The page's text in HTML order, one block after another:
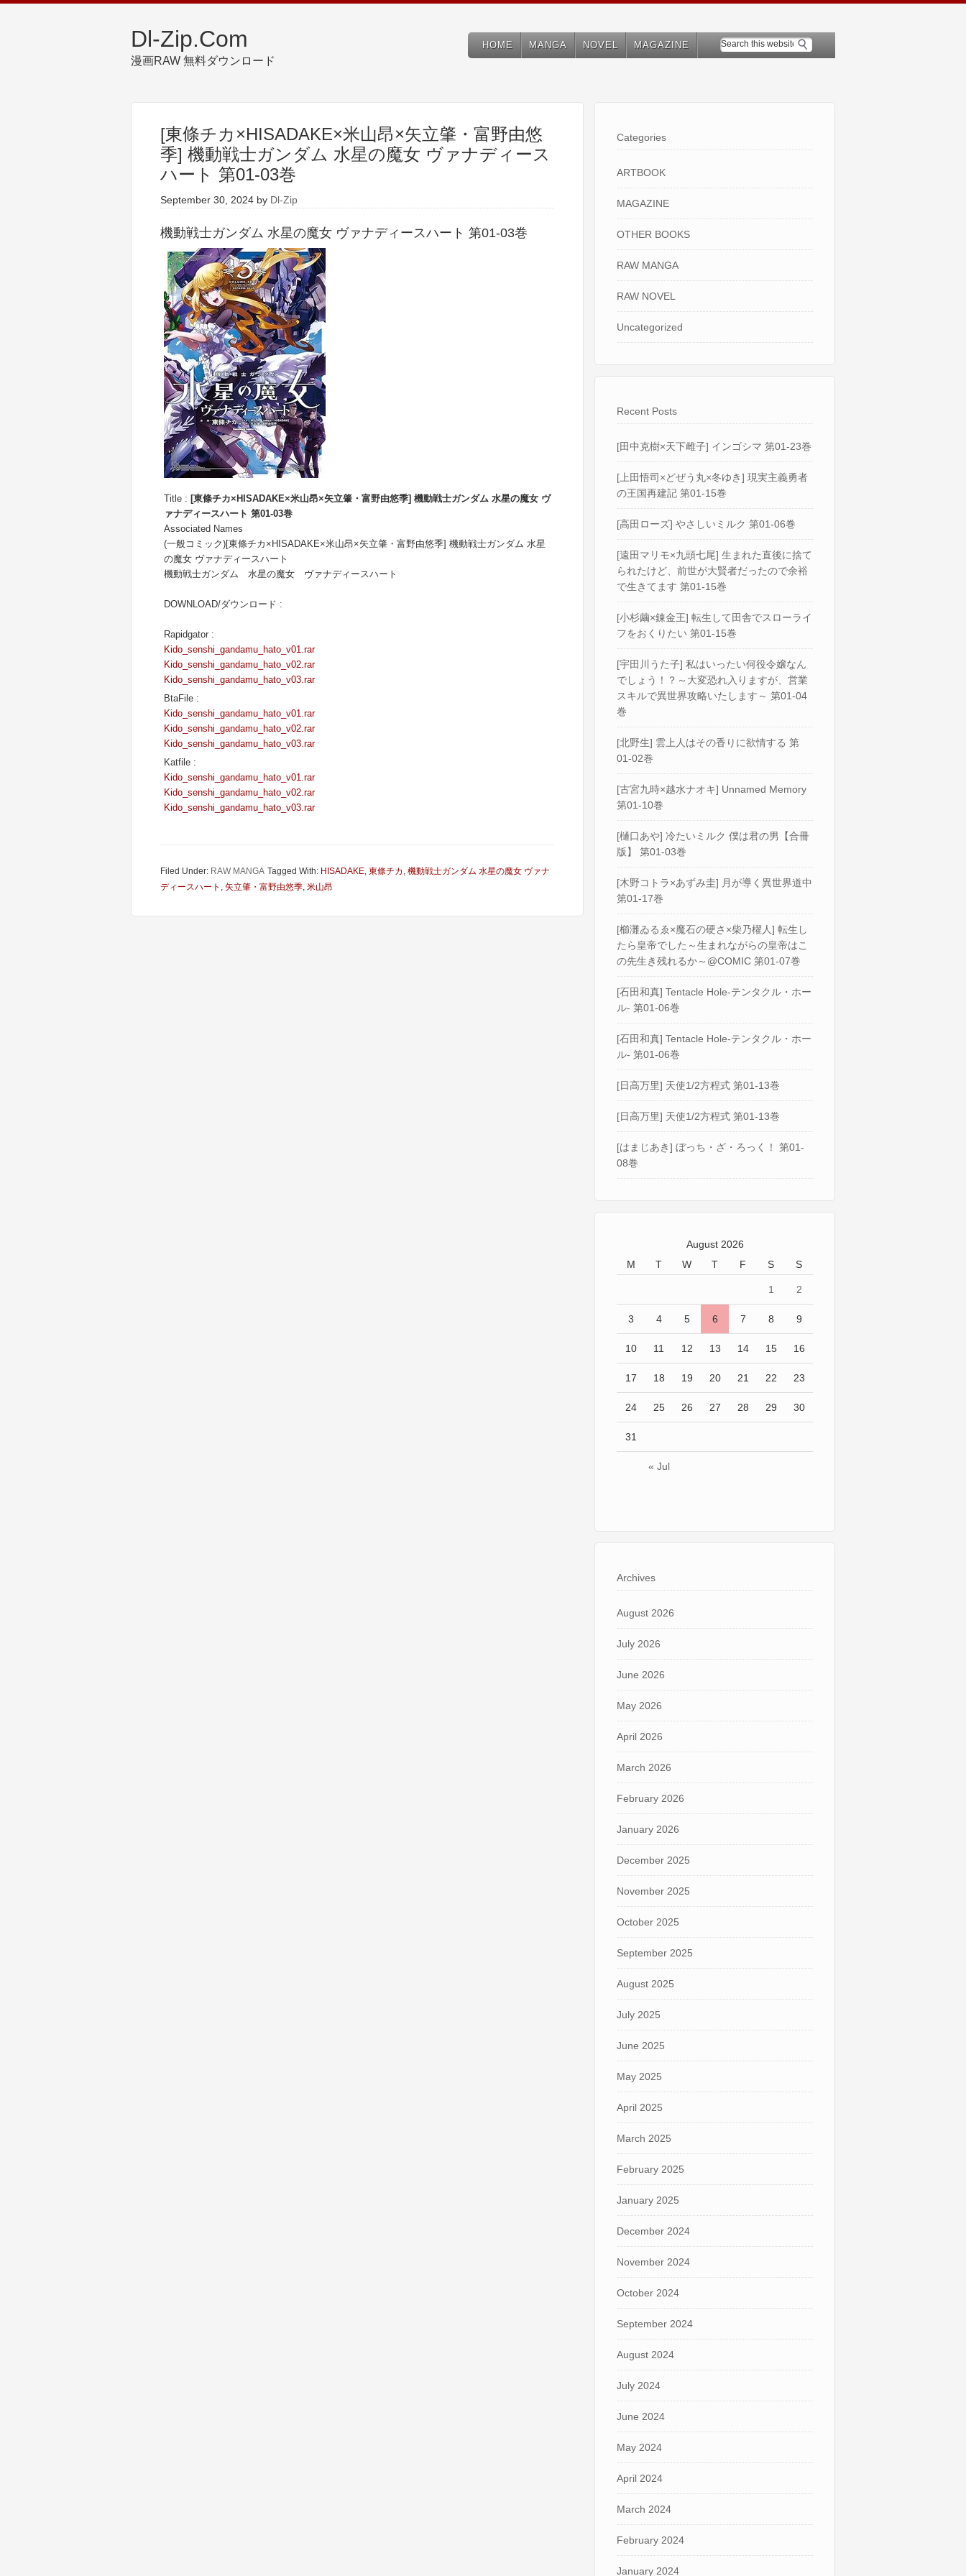
Dl-Zip.Com
漫画RAW 無料ダウンロード
HOME MANGA NOVEL MAGAZINE
[東條チカ×HISADAKE×米山昂×矢立肇・富野由悠
季] 機動戦士ガンダム 水星の魔女 ヴァナディース
ハート 第01-03巻
September 30, 2024 by Dl-Zip
機動戦士ガンダム 水星の魔女 ヴァナディースハート 第01-03巻
Title : [東條チカ×HISADAKE×米山昂×矢立肇・富野由悠季] 機動戦士ガンダム 水星の魔女 ヴ
ァナディースハート 第01-03巻
Associated Names
(一般コミック)[東條チカ×HISADAKE×米山昂×矢立肇・富野由悠季] 機動戦士ガンダム 水星
の魔女 ヴァナディースハート
機動戦士ガンダム 水星の魔女 ヴァナディースハート
DOWNLOAD/ダウンロード :
Rapidgator :
Kido_senshi_gandamu_hato_v01.rar
Kido_senshi_gandamu_hato_v02.rar
Kido_senshi_gandamu_hato_v03.rar
BtaFile :
Kido_senshi_gandamu_hato_v01.rar
Kido_senshi_gandamu_hato_v02.rar
Kido_senshi_gandamu_hato_v03.rar
Katfile :
Kido_senshi_gandamu_hato_v01.rar
Kido_senshi_gandamu_hato_v02.rar
Kido_senshi_gandamu_hato_v03.rar
Filed Under: RAW MANGA Tagged With: HISADAKE, 東條チカ , 機動戦士ガンダム 水星の魔女 ヴァナ
ディースハート , 矢立肇・富野由悠季, 米山昂
Categories
ARTBOOK
MAGAZINE
OTHER BOOKS
RAW MANGA
RAW NOVEL
Uncategorized
Recent Posts
[田中克樹×天下雌子] インゴシマ 第01-23巻
[上田悟司×どぜう丸×冬ゆき] 現実主義勇者
の王国再建記 第01-15巻
[高田ローズ] やさしいミルク 第01-06巻
[遠田マリモ×九頭七尾] 生まれた直後に捨て
られたけど、前世が大賢者だったので余裕
で生きてます 第01-15巻
[小杉繭×錬金王] 転生して田舎でスローライ
フをおくりたい 第01-15巻
[宇田川うた子] 私はいったい何役令嬢なん
でしょう！？～大変恐れ入りますが、営業
スキルで異世界攻略いたします～ 第01-04
巻
[北野生] 雲上人はその香りに欲情する 第
01-02巻
[古宮九時×越水ナオキ] Unnamed Memory
第01-10巻
[樋口あや] 冷たいミルク 僕は君の男【合冊
版】 第01-03巻
[木野コトラ×あずみ圭] 月が導く異世界道中
第01-17巻
[櫛灘ゐるゑ×魔石の硬さ×柴乃櫂人] 転生し
たら皇帝でした～生まれながらの皇帝はこ
の先生き残れるか～@COMIC 第01-07巻
[石田和真] Tentacle Hole-テンタクル・ホー
ル- 第01-06巻
[石田和真] Tentacle Hole-テンタクル・ホー
ル- 第01-06巻
[日高万里] 天使1/2方程式 第01-13巻
[日高万里] 天使1/2方程式 第01-13巻
[はまじあき] ぼっち・ざ・ろっく！ 第01-
08巻
August 2026
M
T W T F S S
« Jul
1 2
3 4 5 6 7 8 9
10 11 12 13 14 15 16
17 18 19 20 21 22 23
24 25 26 27 28 29 30
31
Archives
August 2026
July 2026
June 2026
May 2026
April 2026
March 2026
February 2026
January 2026
December 2025
November 2025
October 2025
September 2025
August 2025
July 2025
June 2025
May 2025
April 2025
March 2025
February 2025
January 2025
December 2024
November 2024
October 2024
September 2024
August 2024
July 2024
June 2024
May 2024
April 2024
March 2024
February 2024
January 2024